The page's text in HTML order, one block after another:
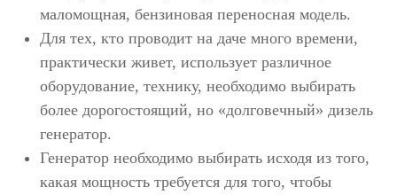
маломощная, бензиновая переносная модель.
Для тех, кто проводит на даче много времени,
практически живет, использует различное
оборудование, технику, необходимо выбирать
более дорогостоящий, но «долговечный» дизель
генератор.
Генератор необходимо выбирать исходя из того,
какая мощность требуется для того, чтобы